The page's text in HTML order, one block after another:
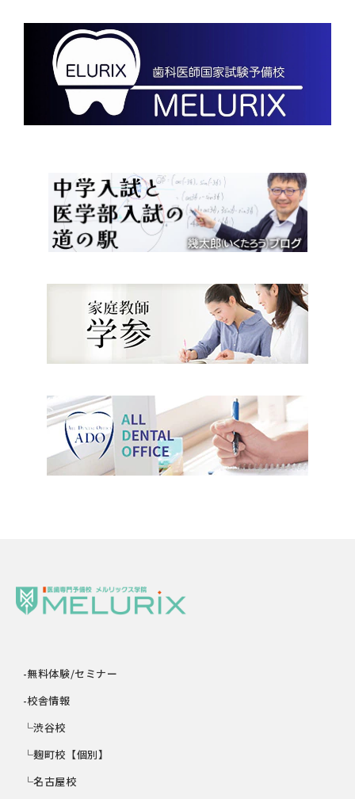
-無料体験/セミナー
-校舎情報
└渋谷校
└麹町校【個別】
└名古屋校